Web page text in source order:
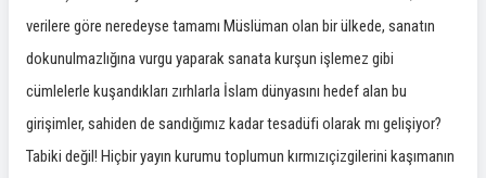
verilere göre neredeyse tamamı Müslüman olan bir ülkede, sanatın
dokunulmazlığına vurgu yaparak sanata kurşun işlemez gibi
cümlelerle kuşandıkları zırhlarla İslam dünyasını hedef alan bu
girişimler, sahiden de sandığımız kadar tesadüfi olarak mı gelişiyor?
Tabiki değil! Hiçbir yayın kurumu toplumun kırmızıçizgilerini kaşımanın